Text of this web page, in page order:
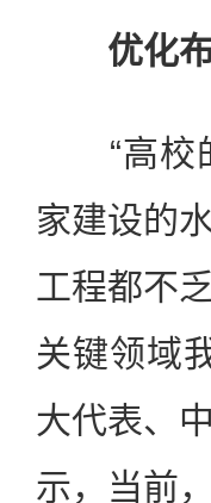
优化
“高校的
家建设的
工程都不
关键领域
大代表、
示，当前